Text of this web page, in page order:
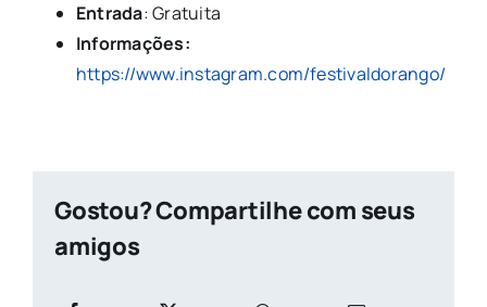
Entrada: Gratuita
Informações:
https://www.instagram.com/festivaldorango/
Gostou? Compartilhe com seus
amigos